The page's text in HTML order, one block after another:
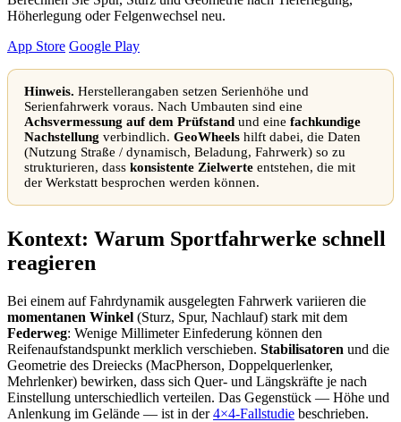
Höherlegung oder Felgenwechsel neu.
App Store Google Play
Hinweis. Herstellerangaben setzen Serienhöhe und
Serienfahrwerk voraus. Nach Umbauten sind eine
Achsvermessung auf dem Prüfstand und einefachkundige
Nachstellung verbindlich.GeoWheels hilft dabei, die Daten
(Nutzung Straße / dynamisch, Beladung, Fahrwerk) so zu
strukturieren, dasskonsistente Zielwerte entstehen, die mit
der Werkstatt besprochen werden können.
Kontext: Warum Sportfahrwerke schnell
reagieren
Bei einem auf Fahrdynamik ausgelegten Fahrwerk variieren die
momentanen Winkel (Sturz, Spur, Nachlauf) stark mit dem
Federweg: Wenige Millimeter Einfederung können den
Reifenaufstandspunkt merklich verschieben. Stabilisatoren und die
Geometrie des Dreiecks (MacPherson, Doppelquerlenker,
Mehrlenker) bewirken, dass sich Quer- und Längskräfte je nach
Einstellung unterschiedlich verteilen. Das Gegenstück — Höhe und
Anlenkung im Gelände — ist in der4×4-Fallstudie beschrieben.